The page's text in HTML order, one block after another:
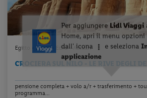
Egitto - Luxor - Edfu - Assuan
CROCIERA SUL NILO - LE RIVE DEGLI DEI
pensione completa + volo a/r + trasferimento +
programma...